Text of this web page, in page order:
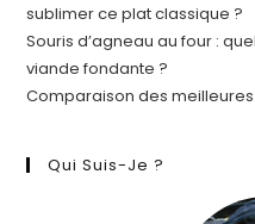
sublimer ce plat classique ?
Souris d’agneau au four :
viande fondante ?
Comparaison des
Qui Suis-Je ?